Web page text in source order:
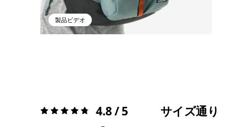
製品ビデオ
評価:4.8 / 5 4.8 / 5 サイズ通り